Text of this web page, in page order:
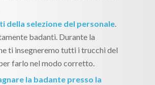
della selezione del personale.
badanti. Durante la
ti insegneremo tutti i trucchi del
farlo nel modo corretto.
la badante presso la